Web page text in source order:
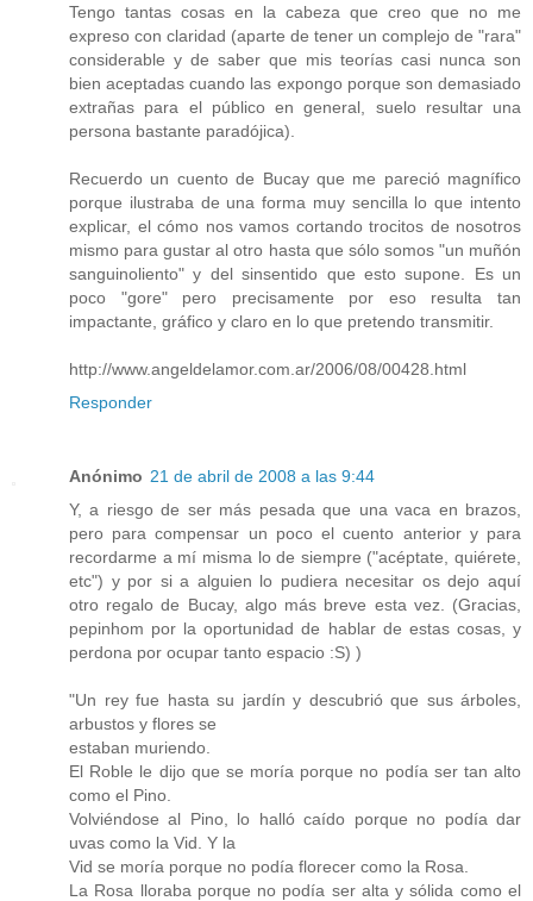
Tengo tantas cosas en la cabeza que creo que no me
expreso con claridad (aparte de tener un complejo de "rara"
considerable y de saber que mis teorías casi nunca son
bien aceptadas cuando las expongo porque son demasiado
extrañas para el público en general, suelo resultar una
persona bastante paradójica).
Recuerdo un cuento de Bucay que me pareció magnífico
porque ilustraba de una forma muy sencilla lo que intento
explicar, el cómo nos vamos cortando trocitos de nosotros
mismo para gustar al otro hasta que sólo somos "un muñón
sanguinoliento" y del sinsentido que esto supone. Es un
poco "gore" pero precisamente por eso resulta tan
impactante, gráfico y claro en lo que pretendo transmitir.
http://www.angeldelamor.com.ar/2006/08/00428.html
Responder
Anónimo 21 de abril de 2008 a las 9:44
Y, a riesgo de ser más pesada que una vaca en brazos,
pero para compensar un poco el cuento anterior y para
recordarme a mí misma lo de siempre ("acéptate, quiérete,
etc") y por si a alguien lo pudiera necesitar os dejo aquí
otro regalo de Bucay, algo más breve esta vez. (Gracias,
pepinhom por la oportunidad de hablar de estas cosas, y
perdona por ocupar tanto espacio :S) )
"Un rey fue hasta su jardín y descubrió que sus árboles,
arbustos y flores se
estaban muriendo.
El Roble le dijo que se moría porque no podía ser tan alto
como el Pino.
Volviéndose al Pino, lo halló caído porque no podía dar
uvas como la Vid. Y la
Vid se moría porque no podía florecer como la Rosa.
La Rosa lloraba porque no podía ser alta y sólida como el